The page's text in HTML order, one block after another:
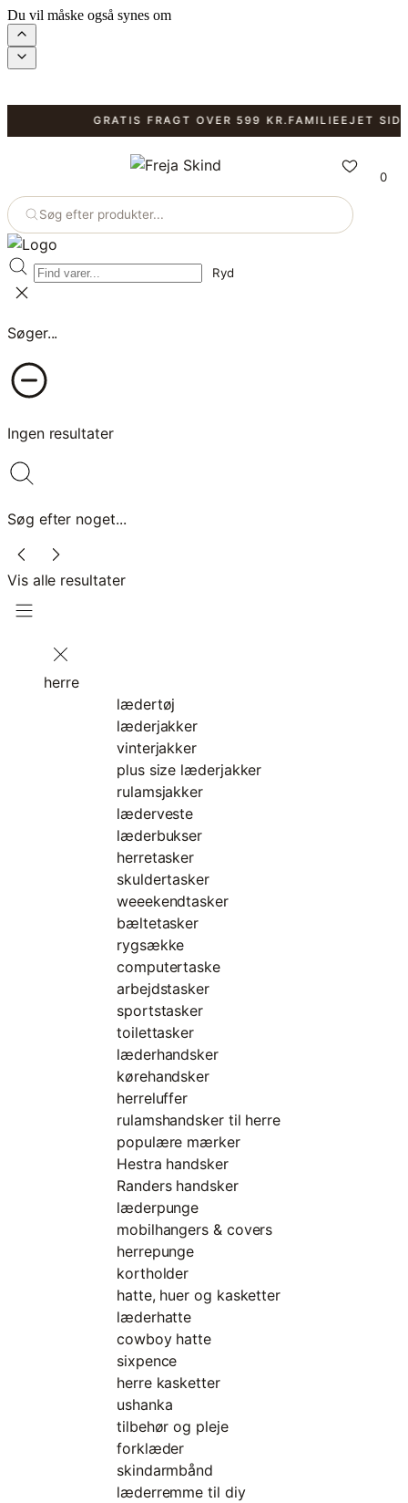
Du vil måske også synes om
GRATIS FRAGT OVER 599 KR.FAMILIEEJET SIDEN
Søg efter produkter...
Ryd
Søger...
Ingen resultater
Søg efter noget...
Vis alle resultater
0
herre
lædertøj
læderjakker
vinterjakker
plus size læderjakker
rulamsjakker
læderveste
læderbukser
herretasker
skuldertasker
weeekendtasker
bæltetasker
rygsække
computertaske
arbejdstasker
sportstasker
toilettasker
læderhandsker
kørehandsker
herreluffer
rulamshandsker til herre
populære mærker
Hestra handsker
Randers handsker
læderpunge
mobilhangers & covers
herrepunge
kortholder
hatte, huer og kasketter
læderhatte
cowboy hatte
sixpence
herre kasketter
ushanka
tilbehør og pleje
forklæder
skindarmbånd
læderremme til diy